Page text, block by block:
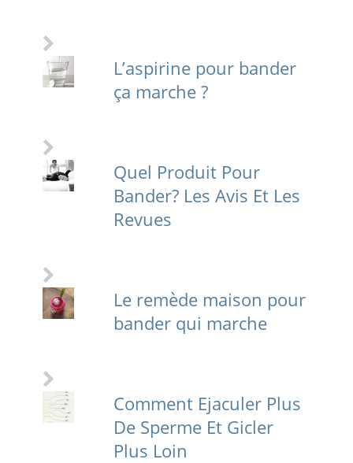
L’aspirine pour bander
ça marche ?
Quel Produit Pour
Bander? Les Avis Et Les
Revues
Le remède maison pour
bander qui marche
Comment Ejaculer Plus
De Sperme Et Gicler
Plus Loin